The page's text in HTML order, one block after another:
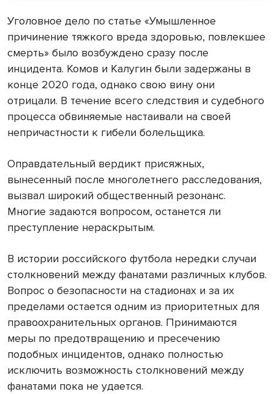
Уголовное дело по статье «Умышленное
причинение тяжкого вреда здоровью, повлекшее
смерть» было возбуждено сразу после
инцидента. Комов и Калугин были задержаны в
конце 2020 года, однако свою вину они
отрицали. В течение всего следствия и судебного
процесса обвиняемые настаивали на своей
непричастности к гибели болельщика.
Оправдательный вердикт присяжных,
вынесенный после многолетнего расследования,
вызвал широкий общественный резонанс.
Многие задаются вопросом, останется ли
преступление нераскрытым.
В истории российского футбола нередки случаи
столкновений между фанатами различных клубов.
Вопрос о безопасности на стадионах и за их
пределами остается одним из приоритетных для
правоохранительных органов. Принимаются
меры по предотвращению и пресечению
подобных инцидентов, однако полностью
исключить возможность столкновений между
фанатами пока не удается.